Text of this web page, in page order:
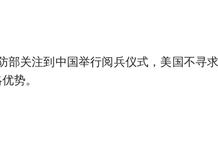
关注到中国举行阅兵仪式，美国不寻
势。